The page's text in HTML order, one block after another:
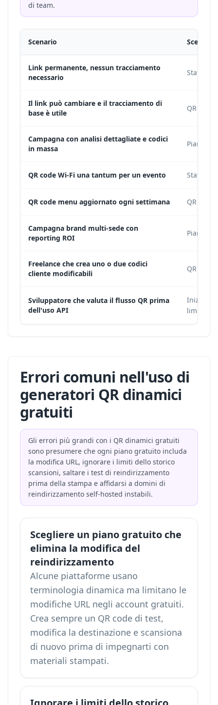
di team.
Scenario Scelta
Link permanente, nessun tracciamento
necessario
Statico,
Il link può cambiare e il tracciamento di
base è utile
QR
Campagna con analisi dettagliate e codici
in massa
Piano
QR code Wi-Fi una tantum per un evento Statico,
QR code menu aggiornato ogni settimana QR
Campagna brand multi-sede con
reporting ROI
Piano
Freelance che crea uno o due codici
cliente modificabili
QR
Sviluppatore che valuta il flusso QR prima
dell'uso API
Inizia
limiti lo
Errori comuni nell'uso di
generatori QR dinamici
gratuiti
Gli errori più grandi con i QR dinamici gratuiti
sono presumere che ogni piano gratuito includa
la modifica URL, ignorare i limiti dello storico
scansioni, saltare i test di reindirizzamento
prima della stampa e affidarsi a domini di
reindirizzamento self-hosted instabili.
Scegliere un piano gratuito che
elimina la modifica del
reindirizzamento
Alcune piattaforme usano
terminologia dinamica ma limitano le
modifiche URL negli account gratuiti.
Crea sempre un QR code di test,
modifica la destinazione e scansiona
di nuovo prima di impegnarti con
materiali stampati.